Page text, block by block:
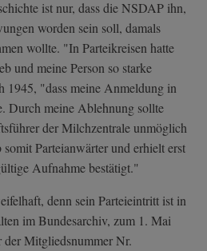
ist nur, dass die NSDAP ihn,
worden sein soll, damals
wollte. "In Parteikreisen hatte
und meine Person so starke
1945, "dass meine Anmeldung in
Durch meine Ablehnung sollte
der Milchzentrale unmöglich
Parteianwärter und erhielt erst
Aufnahme bestätigt."
denn sein Parteieintritt ist in
im Bundesarchiv, zum 1. Mai
der Mitgliedsnummer Nr.